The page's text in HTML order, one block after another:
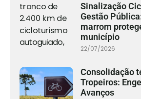
Sinalização
Gestão
marrom
município
22/07/2026
Consolidação
Tropeiros:
Avanços